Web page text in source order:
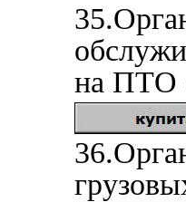
на ПТО